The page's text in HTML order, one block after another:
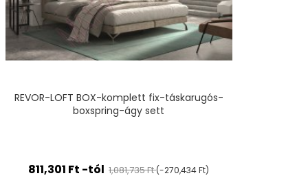
REVOR-LOFT BOX-komplett fix-táskarugós-
boxspring-ágy sett
811,301 Ft -tól 1,081,735 Ft(-270,434 Ft)